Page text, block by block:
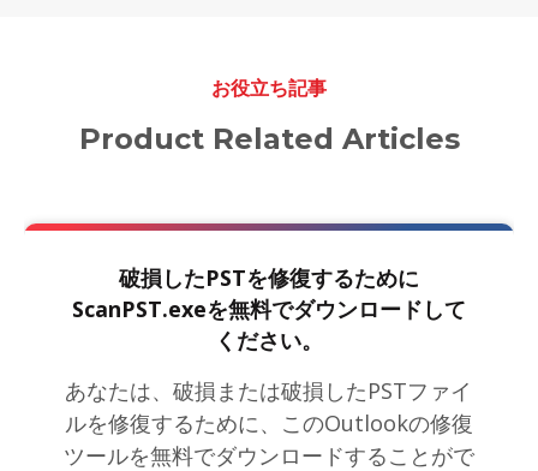
お役立ち記事
Product Related Articles
破損したPSTを修復するために
ScanPST.exeを無料でダウンロードして
ください。
あなたは、破損または破損したPSTファイ
ルを修復するために、このOutlookの修復
ツールを無料でダウンロードすることがで